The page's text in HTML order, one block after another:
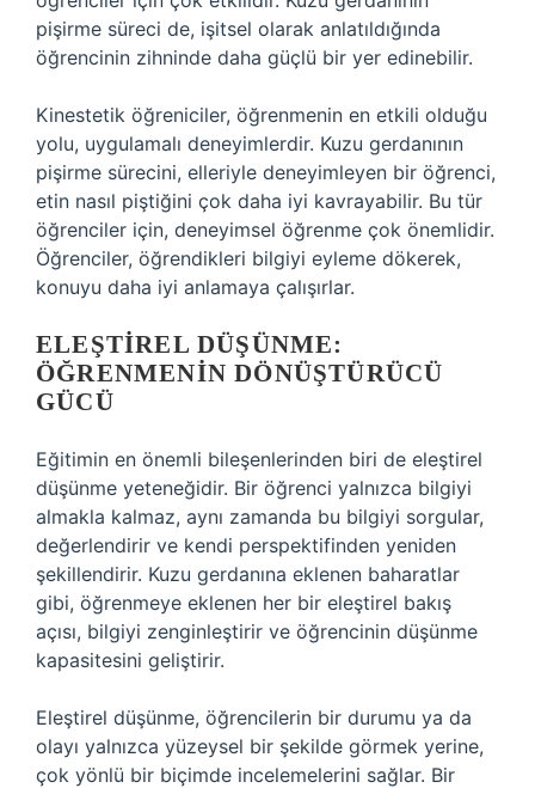
pişirme süreci de, işitsel olarak anlatıldığında
öğrencinin zihninde daha güçlü bir yer edinebilir.
Kinestetik öğreniciler, öğrenmenin en etkili olduğu
yolu, uygulamalı deneyimlerdir. Kuzu gerdanının
pişirme sürecini, elleriyle deneyimleyen bir öğrenci,
etin nasıl piştiğini çok daha iyi kavrayabilir. Bu tür
öğrenciler için, deneyimsel öğrenme çok önemlidir.
Öğrenciler, öğrendikleri bilgiyi eyleme dökerek,
konuyu daha iyi anlamaya çalışırlar.
ELEŞTIREL DÜŞÜNME:
ÖĞRENMENIN DÖNÜŞTÜRÜCÜ
GÜCÜ
Eğitimin en önemli bileşenlerinden biri de eleştirel
düşünme yeteneğidir. Bir öğrenci yalnızca bilgiyi
almakla kalmaz, aynı zamanda bu bilgiyi sorgular,
değerlendirir ve kendi perspektifinden yeniden
şekillendirir. Kuzu gerdanına eklenen baharatlar
gibi, öğrenmeye eklenen her bir eleştirel bakış
açısı, bilgiyi zenginleştirir ve öğrencinin düşünme
kapasitesini geliştirir.
Eleştirel düşünme, öğrencilerin bir durumu ya da
olayı yalnızca yüzeysel bir şekilde görmek yerine,
çok yönlü bir biçimde incelemelerini sağlar. Bir